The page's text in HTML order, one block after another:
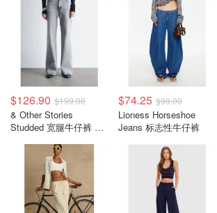
$126.90 $199.00
& Other Stories
Studded 宽腿牛仔裤 金
$74.25 $99.00
Lioness Horseshoe
Jeans 标志性牛仔裤